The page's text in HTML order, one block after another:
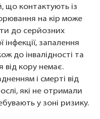
що контактують із
на кір може
до серйозних
запалення
до інвалідності та
від кору немає.
і смерті від
які не отримали
у зоні ризику.